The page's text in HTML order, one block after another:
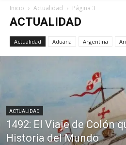
Inicio Actualidad Página 3
ACTUALIDAD
Actualidad Aduana Argentina
ACTUALIDAD
1492: El Viaje de Colón
Historia del Mundo